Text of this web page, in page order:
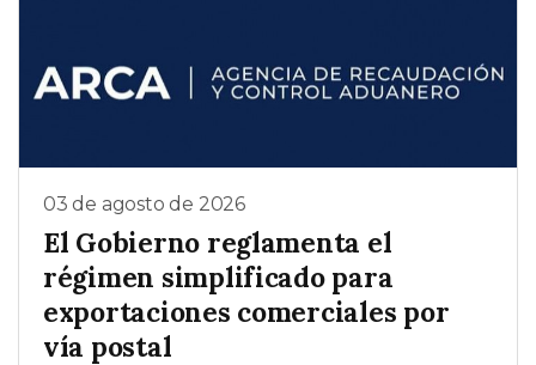
03 de agosto de 2026
El Gobierno reglamenta el
régimen simplificado para
exportaciones comerciales por
vía postal